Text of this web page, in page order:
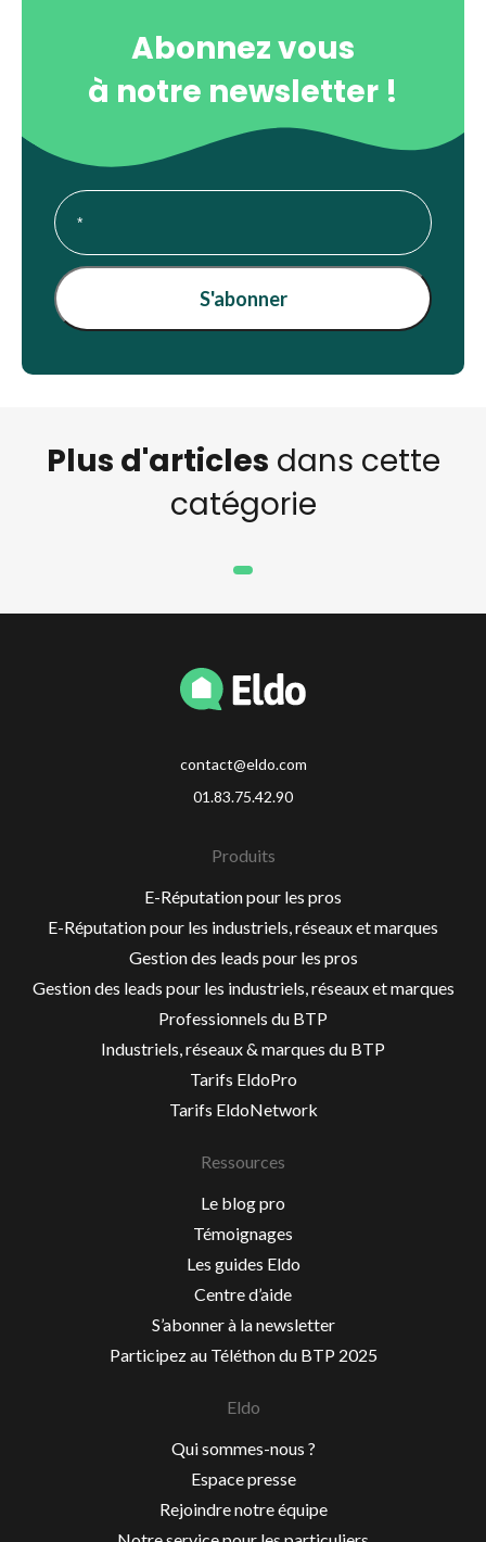
Abonnez vous
à notre newsletter !
Plus d'articles dans cette
catégorie
contact@eldo.com
01.83.75.42.90
Produits
E-Réputation pour les pros
E-Réputation pour les industriels, réseaux et marques
Gestion des leads pour les pros
Gestion des leads pour les industriels, réseaux et marques
Professionnels du BTP
Industriels, réseaux & marques du BTP
Tarifs EldoPro
Tarifs EldoNetwork
Ressources
Le blog pro
Témoignages
Les guides Eldo
Centre d’aide
S’abonner à la newsletter
Participez au Téléthon du BTP 2025
Eldo
Qui sommes-nous ?
Espace presse
Rejoindre notre équipe